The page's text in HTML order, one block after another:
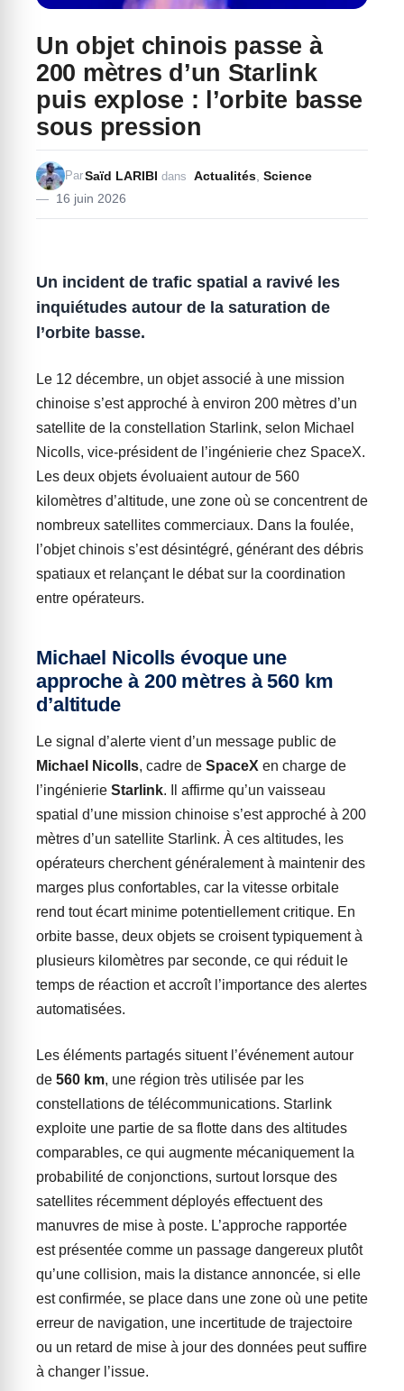
Un objet chinois passe à
200 mètres d’un Starlink
puis explose : l’orbite basse
sous pression
16 juin 2026
ParSaïd LARIBI dans Actualités Science
Un incident de trafic spatial a ravivé les
inquiétudes autour de la saturation de
l’orbite basse.
Le 12 décembre, un objet associé à une mission
chinoise s’est approché à environ 200 mètres d’un
satellite de la constellation Starlink, selon Michael
Nicolls, vice-président de l’ingénierie chez SpaceX.
Les deux objets évoluaient autour de 560
kilomètres d’altitude, une zone où se concentrent de
nombreux satellites commerciaux. Dans la foulée,
l’objet chinois s’est désintégré, générant des débris
spatiaux et relançant le débat sur la coordination
entre opérateurs.
Michael Nicolls évoque une
approche à 200 mètres à 560 km
d’altitude
Le signal d’alerte vient d’un message public de
Michael Nicolls, cadre de SpaceX en charge de
l’ingénierie Starlink. Il affirme qu’un vaisseau
spatial d’une mission chinoise s’est approché à 200
mètres d’un satellite Starlink. À ces altitudes, les
opérateurs cherchent généralement à maintenir des
marges plus confortables, car la vitesse orbitale
rend tout écart minime potentiellement critique. En
orbite basse, deux objets se croisent typiquement à
plusieurs kilomètres par seconde, ce qui réduit le
temps de réaction et accroît l’importance des alertes
automatisées.
Les éléments partagés situent l’événement autour
de 560 km, une région très utilisée par les
constellations de télécommunications. Starlink
exploite une partie de sa flotte dans des altitudes
comparables, ce qui augmente mécaniquement la
probabilité de conjonctions, surtout lorsque des
satellites récemment déployés effectuent des
manuvres de mise à poste. L’approche rapportée
est présentée comme un passage dangereux plutôt
qu’une collision, mais la distance annoncée, si elle
est confirmée, se place dans une zone où une petite
erreur de navigation, une incertitude de trajectoire
ou un retard de mise à jour des données peut suffire
à changer l’issue.